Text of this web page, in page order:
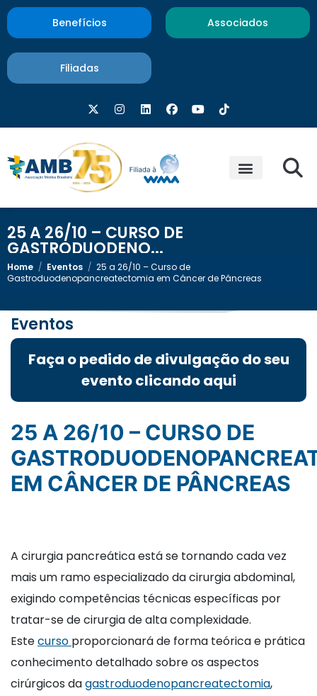
Benefícios Associados
Filiadas
25 A 26/10 – CURSO DE
GASTRODUODENO...
Home / Eventos / 25 a 26/10 – Curso de
Gastroduodenopancreatectomia em Câncer de Pâncreas
Eventos
Faça o pedido de divulgação do seu
evento clicando aqui
25 A 26/10 – CURSO DE
EM CÂNCER DE PÂNCREAS
A cirurgia pancreática está se tornando cada vez
mais um ramo especializado da cirurgia abdominal,
exigindo competências técnicas específicas por
tratar-se de cirurgia de alta complexidade.
Estecurso proporcionará de forma teórica e prática
conhecimento detalhado sobre os aspectos
cirúrgicos dagastroduodenopancreatectomia,